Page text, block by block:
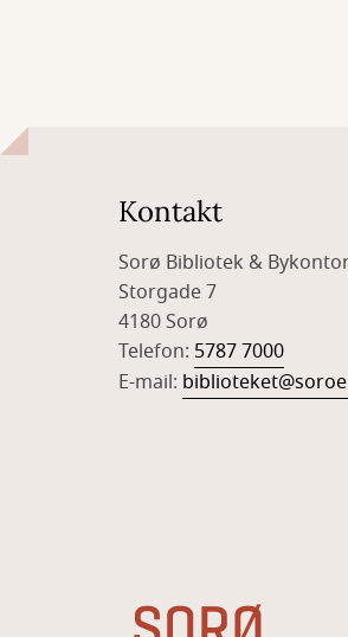
Kontakt
Sorø Bibliotek &
Storgade 7
4180 Sorø
Telefon: 5787 7000
E-mail: